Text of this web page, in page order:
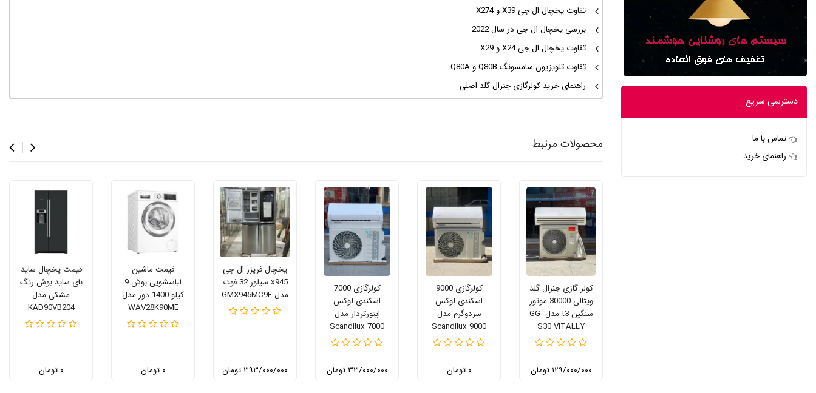
تفاوت یخچال ال جی X39 و X274
بررسی یخچال ال جی در سال 2022
تفاوت یخچال ال جی X24 و X29
تفاوت تلویزیون سامسونگ Q80B و Q80A
راهنمای خرید کولرگازی جنرال گلد اصلی
محصولات مرتبط
کولر گازی جنرال گلد
ویتالی 30000 موتور
سنگین t3 مدل GG-
S30 VITALLY
۱۲۹/۰۰۰/۰۰۰ تومان
کولرگازی 9000
اسکندی لوکس
سردوگرم مدل
Scandilux 9000
۰ تومان
کولرگازی 7000
اسکندی لوکس
اینورتردار مدل
Scandilux 7000
۳۳/۰۰۰/۰۰۰ تومان
یخچال فریزر ال جی
x945 سیلور 32 فوت
مدل GMX945MC9F
۳۹۳/۰۰۰/۰۰۰ تومان
قیمت ماشین
لباسشویی بوش 9
کیلو 1400 دور مدل
WAV28K90ME
۰ تومان
قیمت یخچال ساید
بای ساید بوش رنگ
مشکی مدل
KAD90VB204
۰ تومان
دسترسی سریع
تماس با ما
راهنمای خرید